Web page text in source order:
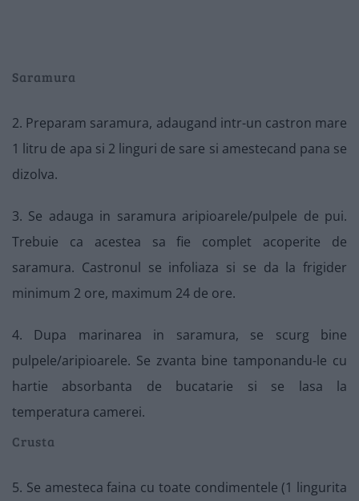
Saramura
2. Preparam saramura, adaugand intr-un castron mare
1 litru de apa si 2 linguri de sare si amestecand pana se
dizolva.
3. Se adauga in saramura aripioarele/pulpele de pui.
Trebuie ca acestea sa fie complet acoperite de
saramura. Castronul se infoliaza si se da la frigider
minimum 2 ore, maximum 24 de ore.
4. Dupa marinarea in saramura, se scurg bine
pulpele/aripioarele. Se zvanta bine tamponandu-le cu
hartie absorbanta de bucatarie si se lasa la
temperatura camerei.
Crusta
5. Se amesteca faina cu toate condimentele (1 lingurita